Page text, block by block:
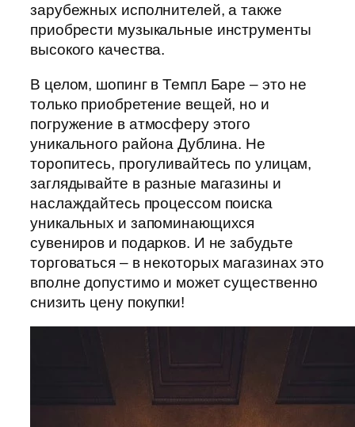
зарубежных исполнителей, а также
приобрести музыкальные инструменты
высокого качества.
В целом, шопинг в Темпл Баре – это не
только приобретение вещей, но и
погружение в атмосферу этого
уникального района Дублина. Не
торопитесь, прогуливайтесь по улицам,
заглядывайте в разные магазины и
наслаждайтесь процессом поиска
уникальных и запоминающихся
сувениров и подарков. И не забудьте
торговаться – в некоторых магазинах это
вполне допустимо и может существенно
снизить цену покупки!